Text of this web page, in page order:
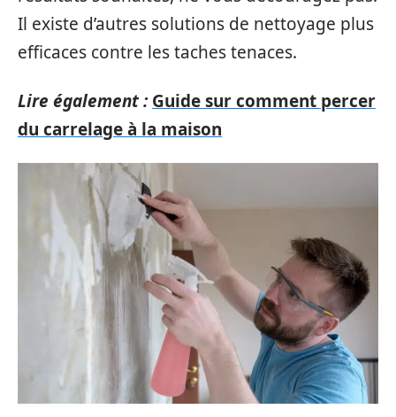
Il existe d’autres solutions de nettoyage plus
efficaces contre les taches tenaces.
Lire également : Guide sur comment percer
du carrelage à la maison